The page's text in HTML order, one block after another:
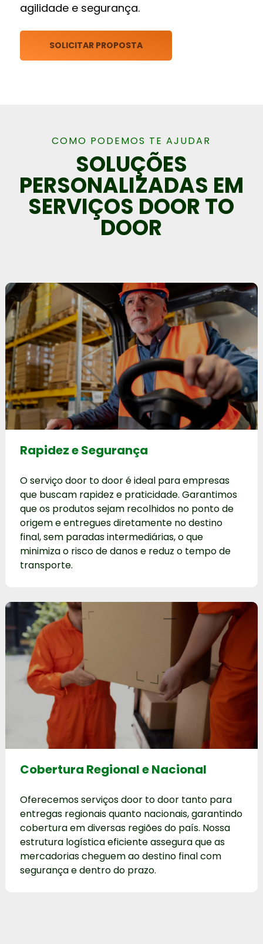
agilidade e segurança.
SOLICITAR PROPOSTA
COMO PODEMOS TE AJUDAR
SOLUÇÕES
PERSONALIZADAS EM
SERVIÇOS DOOR TO
DOOR
Rapidez e Segurança
O serviço door to door é ideal para empresas
que buscam rapidez e praticidade. Garantimos
que os produtos sejam recolhidos no ponto de
origem e entregues diretamente no destino
final, sem paradas intermediárias, o que
minimiza o risco de danos e reduz o tempo de
transporte.
Cobertura Regional e Nacional
Oferecemos serviços door to door tanto para
entregas regionais quanto nacionais, garantindo
cobertura em diversas regiões do país. Nossa
estrutura logística eficiente assegura que as
mercadorias cheguem ao destino final com
segurança e dentro do prazo.